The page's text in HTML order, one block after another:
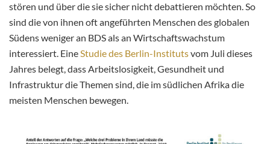
stören und über die sie sicher nicht debattieren möchten. So
sind die von ihnen oft angeführten Menschen des globalen
Südens weniger an BDSals an Wirtschaftswachstum
interessiert. EineStudie des Berlin-Institutsvom Juli dieses
Jahres belegt, dass Arbeitslosigkeit, Gesundheit und
Infrastruktur dieThemen sind, die im südlichen Afrika die
meisten Menschen bewegen.